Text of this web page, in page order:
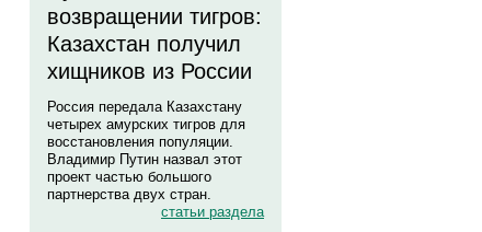
возвращении тигров:
Казахстан получил
хищников из России
Россия передала Казахстану
четырех амурских тигров для
восстановления популяции.
Владимир Путин назвал этот
проект частью большого
партнерства двух стран.
статьи раздела